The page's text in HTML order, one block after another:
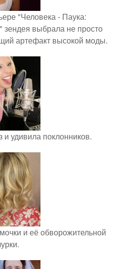
"Человека - Паука:
выбрала не просто
артефакт высокой моды.
удивила поклонников.
и её обворожительной